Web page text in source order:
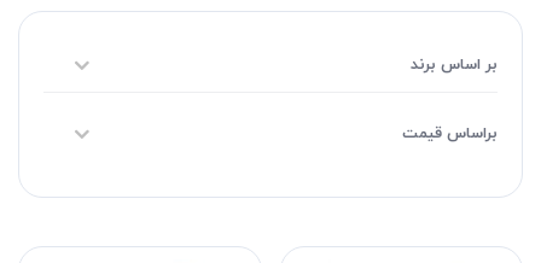
بر اساس برند
براساس قیمت